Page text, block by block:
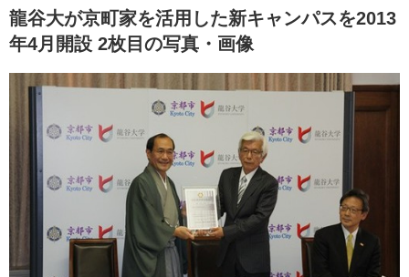
龍谷大が京町家を活用した新キャンパスを2013
年4月開設 2枚目の写真・画像